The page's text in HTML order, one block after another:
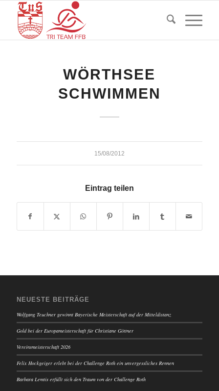
WÖRTHSEE
SCHWIMMEN
15/08/2012
Eintrag teilen
NEUESTE BEITRÄGE
Wolfgang Teuchner gewinnt Bayerische Meisterschaft auf der Mitteldistanz
Gold bei der Europameisterschaft für Christiane Göttner
Vereinsmeisterschaft 2026
Felix Hockgeiger erlebt bei der Challenge Roth ein unvergessliches Rennen
Barbara Lemtis erfüllt sich den Traum von der Challenge Roth